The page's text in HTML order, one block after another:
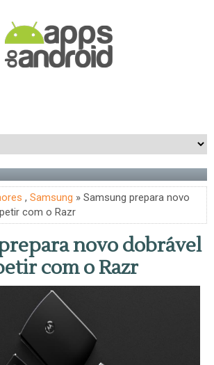
, Samsung » Samsung prepara novo
com o Razr
novo dobrável
com o Razr